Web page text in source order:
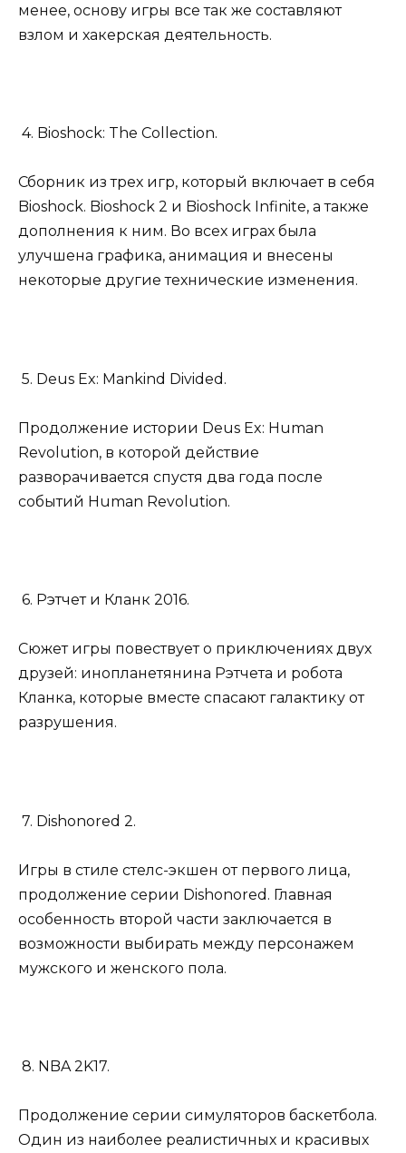
менее, основу игры все так же составляют
взлом и хакерская деятельность.
4. Bioshock: The Collection.
Сборник из трех игр, который включает в себя
Bioshock. Bioshock 2 и Bioshock Infinite, а также
дополнения к ним. Во всех играх была
улучшена графика, анимация и внесены
некоторые другие технические изменения.
5. Deus Ex: Mankind Divided.
Продолжение истории Deus Ex: Human
Revolution, в которой действие
разворачивается спустя два года после
событий Human Revolution.
6. Рэтчет и Кланк 2016.
Сюжет игры повествует о приключениях двух
друзей: инопланетянина Рэтчета и робота
Кланка, которые вместе спасают галактику от
разрушения.
7. Dishonored 2.
Игры в стиле стелс-экшен от первого лица,
продолжение серии Dishonored. Главная
особенность второй части заключается в
возможности выбирать между персонажем
мужского и женского пола.
8. NBA 2K17.
Продолжение серии симуляторов баскетбола.
Один из наиболее реалистичных и красивых